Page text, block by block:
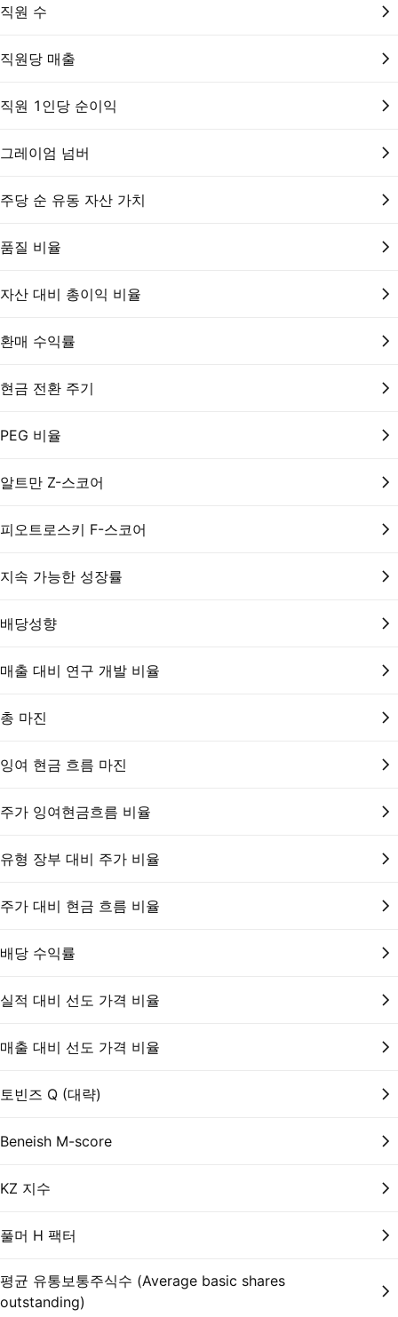
직원 수
직원당 매출
직원 1인당 순이익
그레이엄 넘버
주당 순 유동 자산 가치
품질 비율
자산 대비 총이익 비율
환매 수익률
현금 전환 주기
PEG 비율
알트만 Z-스코어
피오트로스키 F-스코어
지속 가능한 성장률
배당성향
매출 대비 연구 개발 비율
총 마진
잉여 현금 흐름 마진
주가 잉여현금흐름 비율
유형 장부 대비 주가 비율
주가 대비 현금 흐름 비율
배당 수익률
실적 대비 선도 가격 비율
매출 대비 선도 가격 비율
토빈즈 Q (대략)
Beneish M-score
KZ 지수
풀머 H 팩터
평균 유통보통주식수 (Average basic shares
outstanding)